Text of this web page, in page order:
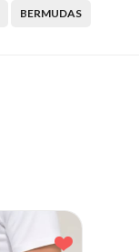
BERMUDAS